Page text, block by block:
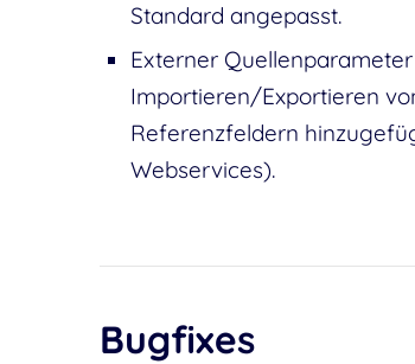
Standard angepasst.
Externer
Importieren/Exportieren
Referenzfeldern
Webservices).
Bugfixes